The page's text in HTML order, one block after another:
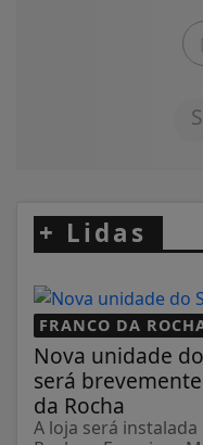
+ Lidas
FRANCO DA
Nova unidade
será
da Rocha
A loja será